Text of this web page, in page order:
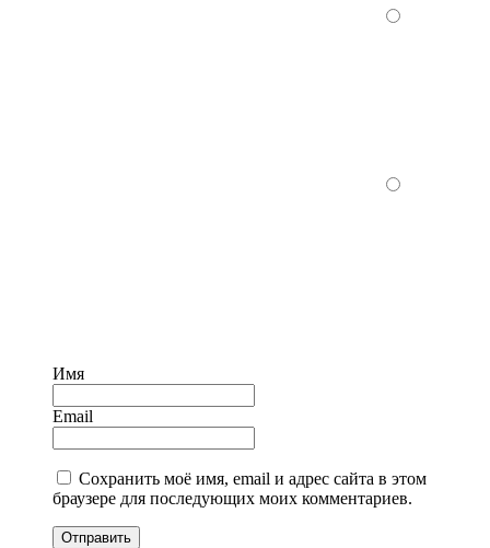
Имя
Email
Сохранить моё имя, email и адрес сайта в этом
браузере для последующих моих комментариев.
Отправить